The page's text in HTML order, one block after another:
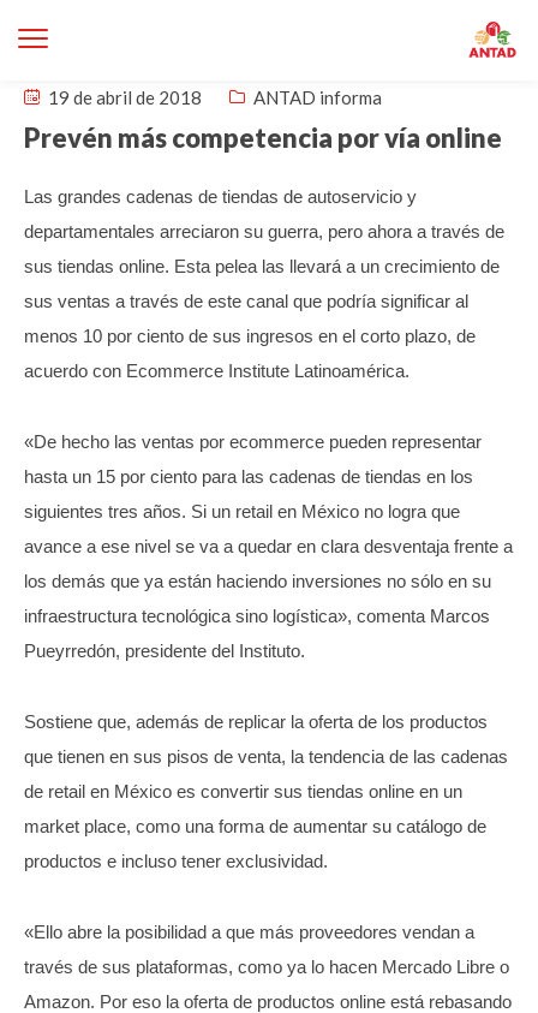
19 de abril de 2018 ANTAD informa
Prevén más competencia por vía online
Las grandes cadenas de tiendas de autoservicio y
departamentales arreciaron su guerra, pero ahora a través de
sus tiendas online. Esta pelea las llevará a un crecimiento de
sus ventas a través de este canal que podría significar al
menos 10 por ciento de sus ingresos en el corto plazo, de
acuerdo con Ecommerce Institute Latinoamérica.
«De hecho las ventas por ecommerce pueden representar
hasta un 15 por ciento para las cadenas de tiendas en los
siguientes tres años. Si un retail en México no logra que
avance a ese nivel se va a quedar en clara desventaja frente a
los demás que ya están haciendo inversiones no sólo en su
infraestructura tecnológica sino logística», comenta Marcos
Pueyrredón, presidente del Instituto.
Sostiene que, además de replicar la oferta de los productos
que tienen en sus pisos de venta, la tendencia de las cadenas
de retail en México es convertir sus tiendas online en un
market place, como una forma de aumentar su catálogo de
productos e incluso tener exclusividad.
«Ello abre la posibilidad a que más proveedores vendan a
través de sus plataformas, como ya lo hacen Mercado Libre o
Amazon. Por eso la oferta de productos online está rebasando